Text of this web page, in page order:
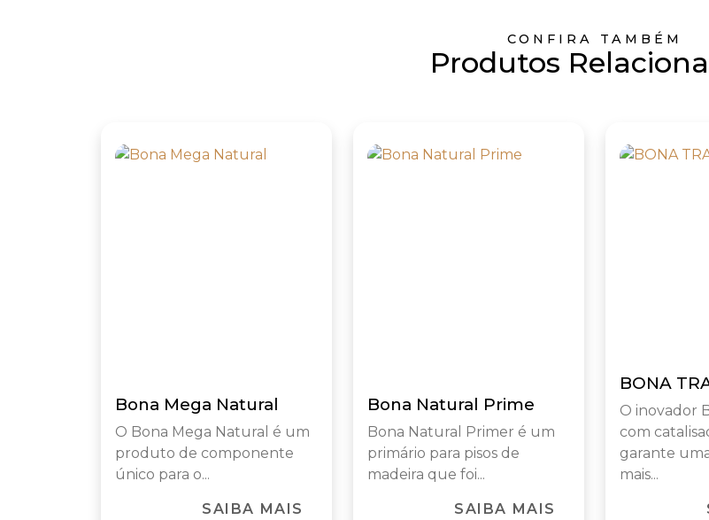
CONFIRA TAMBÉM
Produtos
Bona Mega Natural
O Bona Mega Natural é um
produto de componente
único para o...
SAIBA MAIS
Bona Natural Prime
Bona Natural Primer é um
primário para pisos de
madeira que foi...
SAIBA MAIS
BONA
O inovador
com
garante
mais...